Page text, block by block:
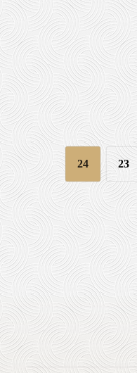
23
24